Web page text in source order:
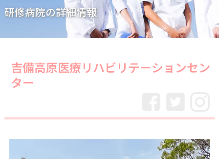
研修病院の詳細情報
吉備高原医療リハビリテーションセン
ター